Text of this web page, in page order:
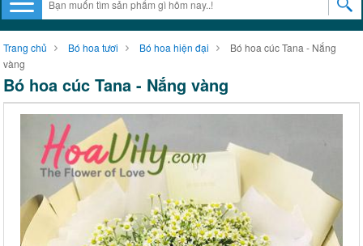
Trang chủ Bó hoa tươi Bó hoa hiện đại
Bó hoa cúc Tana - Nắng
vàng
Bó hoa cúc Tana - Nắng vàng